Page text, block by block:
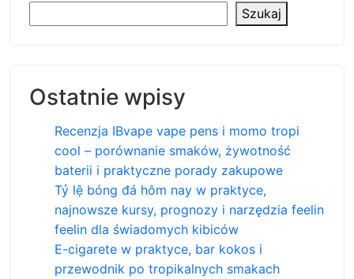
Szukaj
Ostatnie wpisy
Recenzja IBvape vape pens i momo tropi
cool – porównanie smaków, żywotność
baterii i praktyczne porady zakupowe
Tỷ lệ bóng đá hôm nay w praktyce,
najnowsze kursy, prognozy i narzędzia feelin
feelin dla świadomych kibiców
E-cigarete w praktyce, bar kokos i
przewodnik po tropikalnych smakach